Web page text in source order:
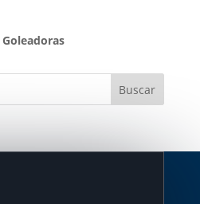
Goleadoras